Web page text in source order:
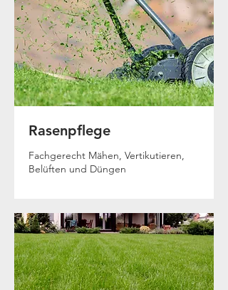
Rasenpflege
Fachgerecht Mähen, Vertikutieren,
Belüften und Düngen